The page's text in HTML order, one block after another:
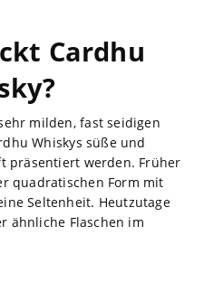
Cardhu
milden, fast seidigen
Whiskys süße und
präsentiert werden. Früher
quadratischen Form mit
Seltenheit. Heutzutage
ähnliche Flaschen im